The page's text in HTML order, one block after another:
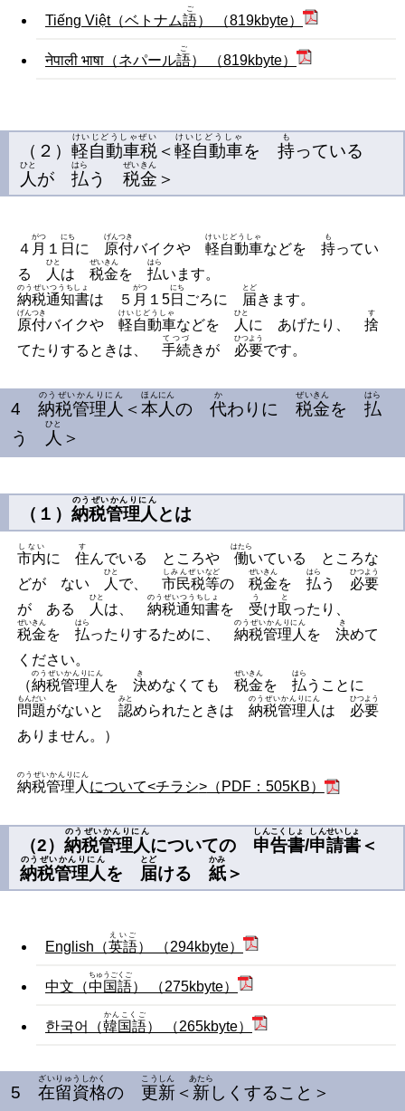
Tiếng Việt（ベトナム語
ご
） （819kbyte）
नेपाली भाषा（ネパール語
ご
） （819kbyte）
（２） 軽自動車税
けいじどうしゃぜい
＜軽自動車
けいじどうしゃ
を 持
も
っている
人
ひと
が 払
はら
う 税金
ぜいきん
＞
４ 月
がつ
１ 日
にち
に 原付
げんつき
バイクや 軽自動車
けいじどうしゃ
などを 持
も
ってい
る
人
ひと
は 税金
ぜいきん
を 払
はら
います。
納税通知書
のうぜいつうちしょ
は ５ 月
がつ
１5日
にち
ごろに 届
とど
きます。
原付
げんつき
バイクや 軽自動車
けいじどうしゃ
などを 人
ひと
に あげたり、 捨
す
てたりするときは、 手続
てつづ
きが 必要
ひつよう
です。
4納税管理人
のうぜいかんりにん
＜本人
ほんにん
の代
か
わりに税金
ぜいきん
を払
はら
う 人
ひと
＞
（１） 納税管理人
のうぜいかんりにん
とは
市内
しない
に 住
す
んでいる ところや 働
はたら
いている ところな
どが ない
人
ひと
で、 市民税
しみんぜい
等
など
の 税金
ぜいきん
を 払
はら
う 必要
ひつよう
が ある 人
ひと
は、 納税通知書
のうぜいつうちしょ
を 受
う
け取
と
ったり、
税金
ぜいきん
を 払
はら
ったりするために、 納税管理人
のうぜいかんりにん
を 決
き
めて
ください。
（納税管理人
のうぜいかんりにん
を 決
き
めなくても 税金
ぜいきん
を 払
はら
うことに
問題
もんだい
がないと 認
みと
められたときは 納税管理人
のうぜいかんりにん
は 必要
ひつよう
ありません。）
納税管理人
のうぜいかんりにん
について<チラシ>（PDF：505KB）
（2） 納税管理人
のうぜいかんりにん
についての 申告書
しんこくしょ
/申請書
しんせいしょ
＜
納税管理人
のうぜいかんりにん
を 届
とど
ける 紙
かみ
＞
English（英語
えいご
） （294kbyte）
中文（中国語
ちゅうごくご
） （275kbyte）
한국어（韓国語
かんこくご
） （265kbyte）
5在留資格
ざいりゅうしかく
の 更新
こうしん
＜ 新
あたら
しくすること＞